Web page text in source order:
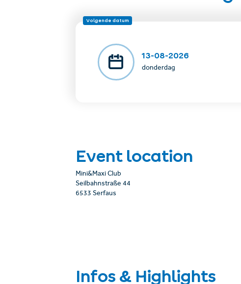
Volgende datum
13-08-2026
donderdag
Event location
Mini&Maxi Club
Seilbahnstraße 44
6533 Serfaus
Infos & Highlights